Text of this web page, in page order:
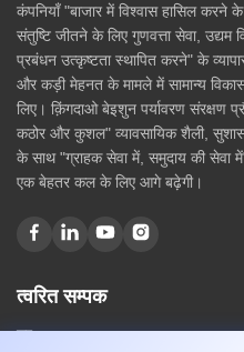
कंपनियाँ "बाजार में विश्वास हासिल करने
संतुष्टि जीतने के लिए गुणवत्ता सेवा, उद्यम
प्रबंधन उत्कृष्टता स्थापित करने" के
और कड़ी मेहनत के मामले में सामान्य
लिए। क़िंगदाओ बेइशुन पर्यावरण संरक्षण
कठोर और कुशल" व्यावसायिक शैली,
के साथ "ग्राहक सेवा में, समुदाय की सेवा
एक बेहतर कल के लिए आगे बढ़ेगी।
त्वरित सम्पक
घर